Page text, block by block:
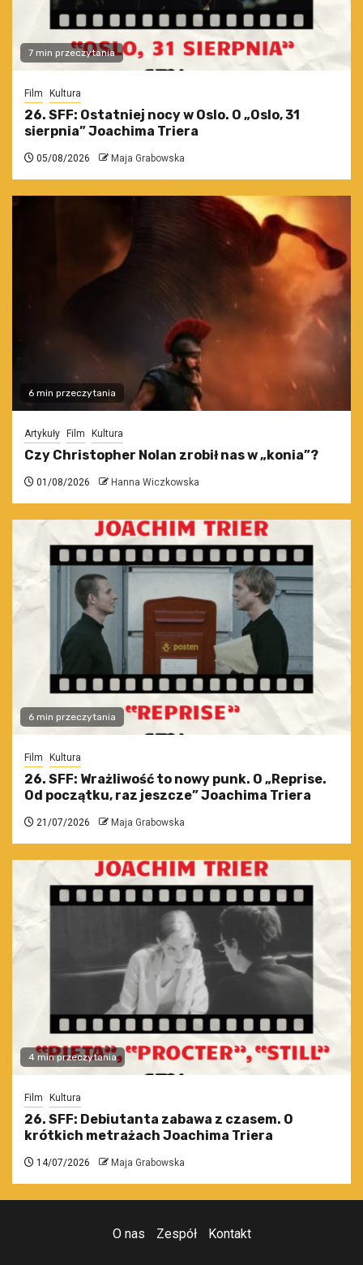
7 min przeczytania
Film Kultura
26. SFF: Ostatniej nocy w Oslo. O „Oslo, 31
sierpnia” Joachima Triera
05/08/2026 Maja Grabowska
6 min przeczytania
Artykuły Film Kultura
Czy Christopher Nolan zrobił nas w „konia”?
01/08/2026 Hanna Wiczkowska
6 min przeczytania
Film Kultura
26. SFF: Wrażliwość to nowy punk. O „Reprise.
Od początku, raz jeszcze” Joachima Triera
21/07/2026 Maja Grabowska
4 min przeczytania
Film Kultura
26. SFF: Debiutanta zabawa z czasem. O
krótkich metrażach Joachima Triera
14/07/2026 Maja Grabowska
O nas Zespół Kontakt